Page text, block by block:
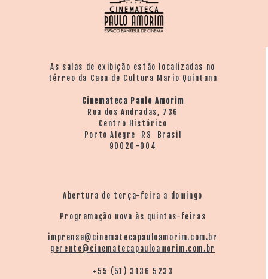
As salas de exibição estão localizadas no
térreo da Casa de Cultura Mario Quintana
Cinemateca Paulo Amorim
Rua dos Andradas, 736
Centro Histórico
Porto Alegre RS Brasil
90020-004
Abertura de terça-feira a domingo
Programação nova às quintas-feiras
imprensa@cinematecapauloamorim.com.br
gerente@cinematecapauloamorim.com.br
+55 (51) 3136 5233